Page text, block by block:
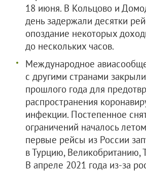
18 июня. В Кольцово и
день задержали десятки
опоздание некоторых
до нескольких часов.
Международное
с другими странами
прошлого года для
распространения
инфекции. Постепенное
ограничений началось
первые рейсы из России
в Турцию, Великобританию,
В апреле 2021 года из-за